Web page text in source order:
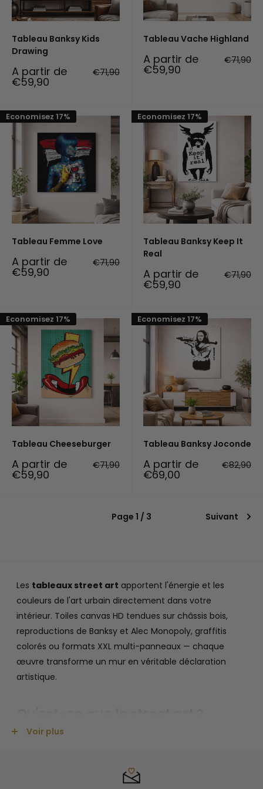
Tableau Banksy Kids
Drawing
Prix
réduit
A partir de
€59,90
Prix
normal
€71,90
Tableau Vache Highland
Prix
réduit
A partir de
€59,90
Prix
normal
€71,90
Economisez 17%
Tableau Femme Love
Prix
réduit
A partir de
€59,90
Prix
normal
€71,90
Economisez 17%
Tableau Banksy Keep It
Real
Prix
réduit
A partir de
€59,90
Prix
normal
€71,90
Economisez 17%
Tableau Cheeseburger
Prix
réduit
A partir de
€59,90
Prix
normal
€71,90
Economisez 17%
Tableau Banksy Joconde
Prix
réduit
A partir de
€69,00
Prix
normal
€82,90
Page 1 / 3 Suivant
Les tableaux street art apportent l'énergie et les
couleurs de l'art urbain directement dans votre
intérieur. Toiles canvas HD tendues sur châssis bois,
reproductions de Banksy et Alec Monopoly, graffitis
colorés ou formats XXL multi-panneaux — chaque
œuvre transforme un mur en véritable déclaration
artistique.
street art
pochoirs, graffitis, tags, fresques murales ou collages.
Né dans les rues de New York dans les années 1970, il
Voir plus